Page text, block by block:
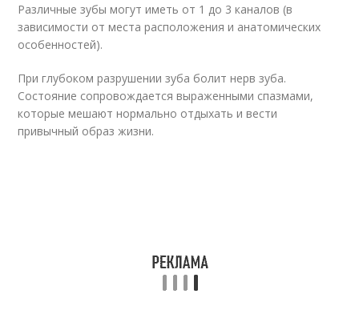
Различные зубы могут иметь от 1 до 3 каналов (в
зависимости от места расположения и анатомических
особенностей).
При глубоком разрушении зуба болит нерв зуба.
Состояние сопровождается выраженными спазмами,
которые мешают нормально отдыхать и вести
привычный образ жизни.